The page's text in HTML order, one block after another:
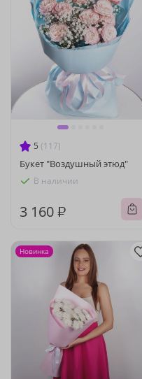
5 (117)
Букет "Воздушный этюд"
В наличии
3 160 ₽
Новинка